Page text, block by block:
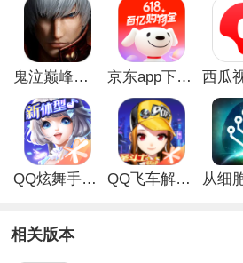
鬼泣巅峰之战最新破解版 京东app下载安装
QQ炫舞手游解锁版 QQ飞车解锁版无限钻石最新版
相关版本